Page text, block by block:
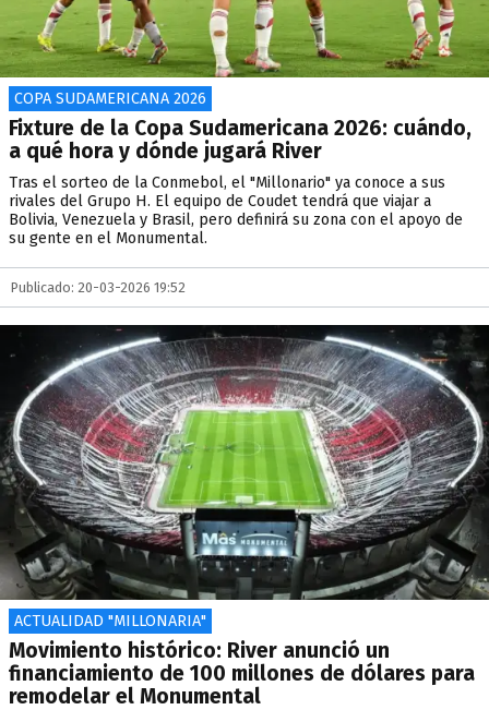
COPA SUDAMERICANA 2026
Fixture de la Copa Sudamericana 2026: cuándo,
a qué hora y dónde jugará River
Tras el sorteo de la Conmebol, el "Millonario" ya conoce a sus
rivales del Grupo H. El equipo de Coudet tendrá que viajar a
Bolivia, Venezuela y Brasil, pero definirá su zona con el apoyo de
su gente en el Monumental.
Publicado: 20-03-2026 19:52
ACTUALIDAD "MILLONARIA"
Movimiento histórico: River anunció un
financiamiento de 100 millones de dólares para
remodelar el Monumental